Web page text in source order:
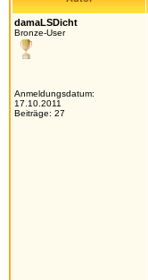
damaLSDicht
Bronze-User
Anmeldungsdatum:
17.10.2011
Beiträge: 27